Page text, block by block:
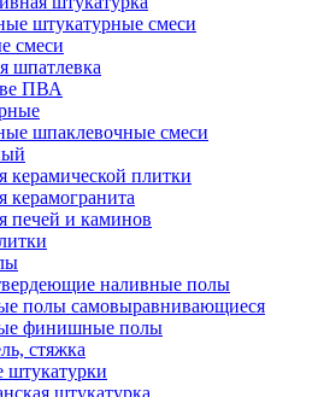
штукатурные смеси
смеси
шпатлевка
ПВА
шпаклевочные смеси
керамической плитки
керамогранита
печей и каминов
наливные полы
полы самовыравнивающиеся
финишные полы
стяжка
штукатурки
штукатурка